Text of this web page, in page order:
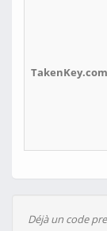
TakenKey.com
Déjà un code